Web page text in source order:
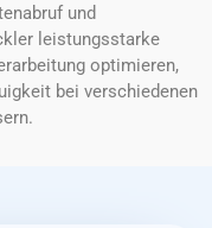
und
leistungsstarke
optimieren,
bei verschiedenen